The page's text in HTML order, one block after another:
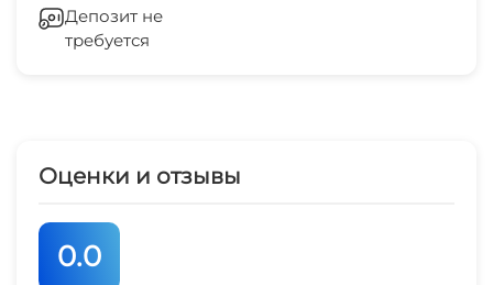
Депозит не
требуется
Оценки и отзывы
0.0